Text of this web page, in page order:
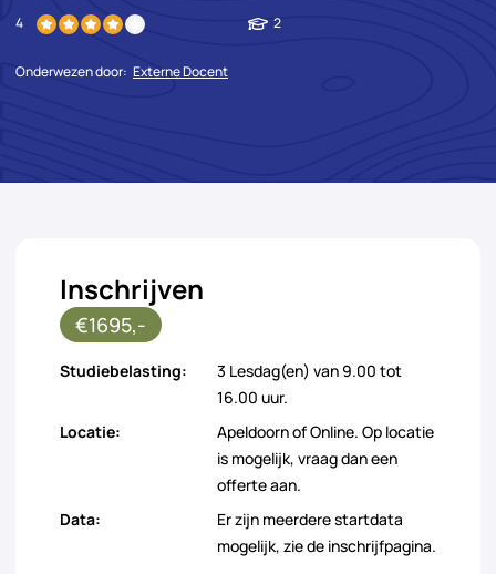
4 2
Onderwezen door: Externe Docent
Inschrijven
€1695,-
Studiebelasting:
3 Lesdag(en) van 9.00 tot
16.00 uur.
Locatie:
Apeldoorn of Online. Op locatie
is mogelijk, vraag dan een
offerte aan.
Data:
Er zijn meerdere startdata
mogelijk, zie de inschrijfpagina.